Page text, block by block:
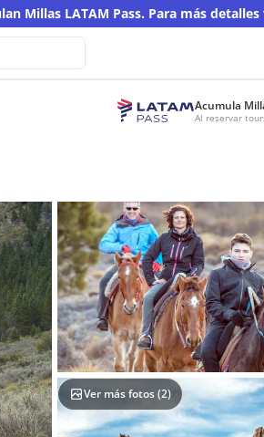
Millas LATAM Pass. Para más
resultados
Ver más fotos (2)
Acumula
Al reservar